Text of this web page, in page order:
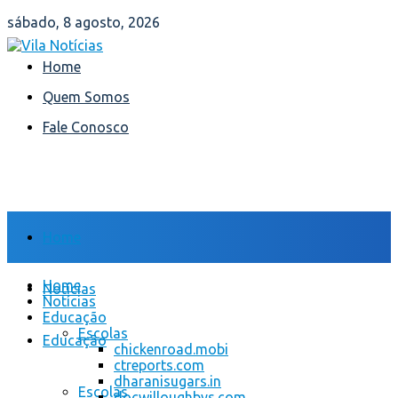
sábado, 8 agosto, 2026
Home
Quem Somos
Fale Conosco
Home
Notícias
Educação
Escolas
Home
Notícias
Educação
Escolas
chickenroad.mobi
ctreports.com
dharanisugars.in